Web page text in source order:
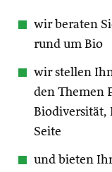
wir beraten
rund um Bio
wir stellen
den Themen
Biodiversität,
Seite
und bieten